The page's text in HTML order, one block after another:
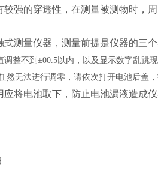
较强的穿透性，在测量被测物时，
式测量仪器，测量前提是仪器的三
调整不到±00.5以内，以及显示数字乱跳
然无法进行调零，请依次打开电池后盖
应将电池取下，防止电池漏液造成